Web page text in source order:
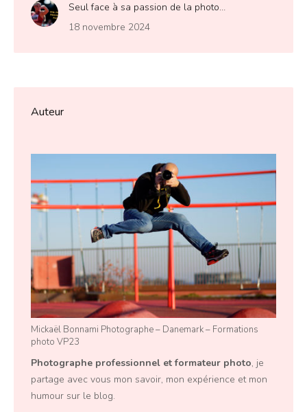
Seul face à sa passion de la photo…
18 novembre 2024
Auteur
Mickaël Bonnami Photographe – Danemark – Formations
photo VP23
Photographe professionnel etformateur photo, je
partage avec vous mon savoir, mon expérience et mon
humour sur le blog.